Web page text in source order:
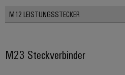
M12 LEISTUNGSSTECKER
M23 Steckverbinder